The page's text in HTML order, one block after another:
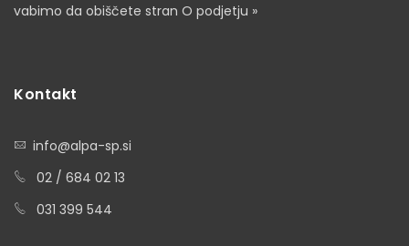
vabimo da obiščete stran O podjetju »
Kontakt
info@alpa-sp.si
02 / 684 02 13
031 399 544